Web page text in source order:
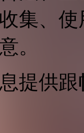
集、
。
提供